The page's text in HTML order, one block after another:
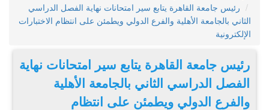
رئيس جامعة القاهرة يتابع سير امتحانات نهاية الفصل الدراسي
الثاني بالجامعة الأهلية والفرع الدولي ويطمئن على انتظام الاختبارات
الإلكترونية
رئيس جامعة القاهرة يتابع سير امتحانات نهاية
الفصل الدراسي الثاني بالجامعة الأهلية
والفرع الدولي ويطمئن على انتظام